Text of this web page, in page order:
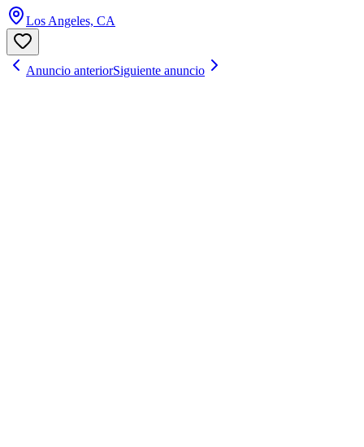
Los Angeles, CA
Anuncio anteriorSiguiente anuncio